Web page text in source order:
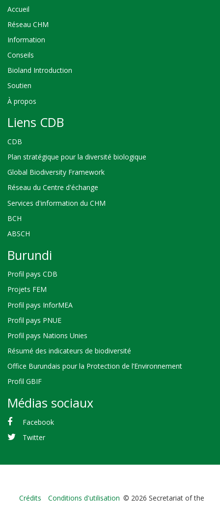
Accueil
Réseau CHM
Information
Conseils
Bioland Introduction
Soutien
À propos
Liens CDB
CDB
Plan stratégique pour la diversité biologique
Global Biodiversity Framework
Réseau du Centre d'échange
Services d'information du CHM
BCH
ABSCH
Burundi
Profil pays CDB
Projets FEM
Profil pays InforMEA
Profil pays PNUE
Profil pays Nations Unies
Résumé des indicateurs de biodiversité
Office Burundais pour la Protection de l’Environnement
Profil GBIF
Médias sociaux
Facebook
Twitter
Bioland
Crédits Conditions d'utilisation © 2026 Secretariat of the